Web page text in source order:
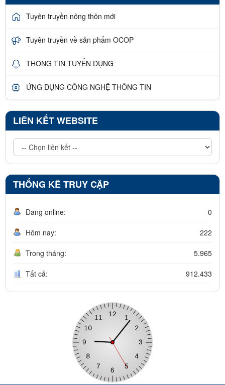
Tuyên truyền nông thôn mới
Tuyên truyền về sản phẩm OCOP
THÔNG TIN TUYỂN DỤNG
ỨNG DỤNG CÔNG NGHỆ THÔNG TIN
LIÊN KẾT WEBSITE
THỐNG KÊ TRUY CẬP
Đang online: 0
Hôm nay: 222
Trong tháng: 5.965
Tất cả: 912.433